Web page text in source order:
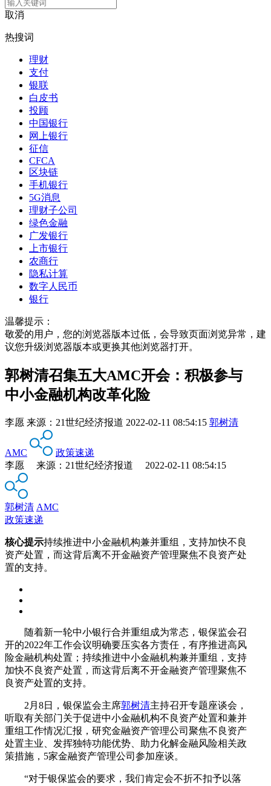
取消
热搜词
理财
支付
银联
白皮书
投顾
中国银行
网上银行
征信
CFCA
区块链
手机银行
5G消息
理财子公司
绿色金融
广发银行
上市银行
农商行
隐私计算
数字人民币
银行
温馨提示：
敬爱的用户，您的浏览器版本过低，会导致页面浏览异常，建
议您升级浏览器版本或更换其他浏览器打开。
郭树清召集五大AMC开会：积极参与
中小金融机构改革化险
李愿 来源： 21世纪经济报道 2022-02-11 08:54:15 郭树清
AMC
政策速递
李愿 来源：21世纪经济报道 2022-02-11 08:54:15
郭树清 AMC
政策速递
核心提示持续推进中小金融机构兼并重组，支持加快不良
资产处置，而这背后离不开金融资产管理聚焦不良资产处
置的支持。
随着新一轮中小银行合并重组成为常态，银保监会召
开的2022年工作会议明确要压实各方责任，有序推进高风
险金融机构处置；持续推进中小金融机构兼并重组，支持
加快不良资产处置，而这背后离不开金融资产管理聚焦不
良资产处置的支持。
2月8日，银保监会主席郭树清主持召开专题座谈会，
听取有关部门关于促进中小金融机构不良资产处置和兼并
重组工作情况汇报，研究金融资产管理公司聚焦不良资产
处置主业、发挥独特功能优势、助力化解金融风险相关政
策措施，5家金融资产管理公司参加座谈。
“对于银保监会的要求，我们肯定会不折不扣予以落